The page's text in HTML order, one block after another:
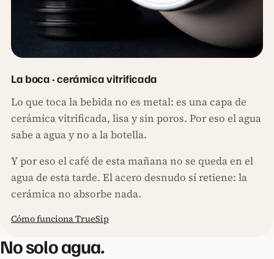
La boca · cerámica vitrificada
Lo que toca la bebida no es metal: es una capa de
cerámica vitrificada, lisa y sin poros. Por eso el agua
sabe a agua y no a la botella.
Y por eso el café de esta mañana no se queda en el
agua de esta tarde. El acero desnudo sí retiene: la
cerámica no absorbe nada.
Cómo funciona TrueSip
No solo agua.